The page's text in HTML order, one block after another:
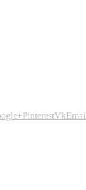
PinterestVk